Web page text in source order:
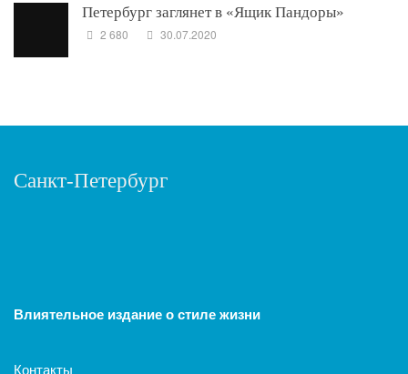
Петербург заглянет в «Ящик Пандоры»
2 680 30.07.2020
Санкт-Петербург
Влиятельное издание о стиле жизни
Контакты